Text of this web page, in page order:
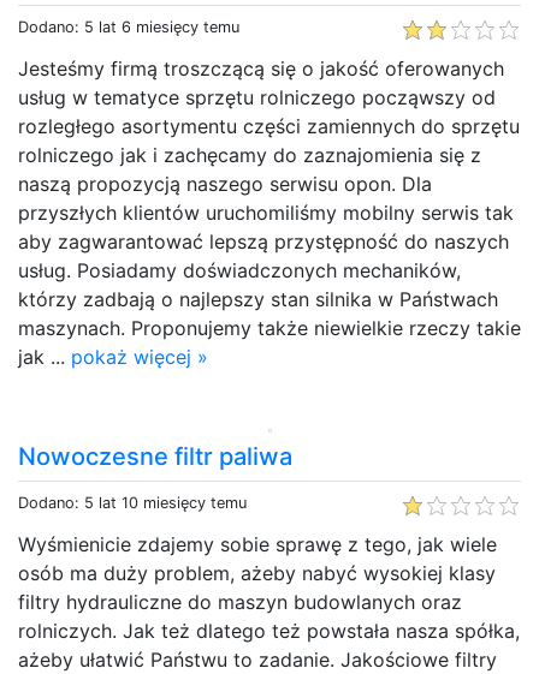
Dodano: 5 lat 6 miesięcy temu
Jesteśmy firmą troszczącą się o jakość oferowanych
usług w tematyce sprzętu rolniczego począwszy od
rozległego asortymentu części zamiennych do sprzętu
rolniczego jak i zachęcamy do zaznajomienia się z
naszą propozycją naszego serwisu opon. Dla
przyszłych klientów uruchomiliśmy mobilny serwis tak
aby zagwarantować lepszą przystępność do naszych
usług. Posiadamy doświadczonych mechaników,
którzy zadbają o najlepszy stan silnika w Państwach
maszynach. Proponujemy także niewielkie rzeczy takie
jak ... pokaż więcej »
Nowoczesne filtr paliwa
Dodano: 5 lat 10 miesięcy temu
Wyśmienicie zdajemy sobie sprawę z tego, jak wiele
osób ma duży problem, ażeby nabyć wysokiej klasy
filtry hydrauliczne do maszyn budowlanych oraz
rolniczych. Jak też dlatego też powstała nasza spółka,
ażeby ułatwić Państwu to zadanie. Jakościowe filtry